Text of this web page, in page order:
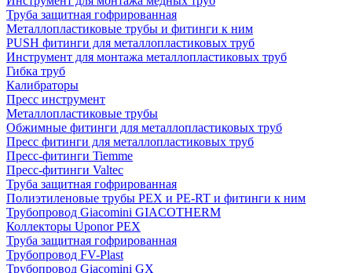
Труба защитная гофрированная
Металлопластиковые трубы и фитинги к ним
PUSH фитинги для металлопластиковых труб
Инструмент для монтажа металлопластиковых труб
Гибка труб
Калибраторы
Пресс инструмент
Металлопластиковые трубы
Обжимные фитинги для металлопластиковых труб
Пресс фитинги для металлопластиковых труб
Пресс-фитинги Tiemme
Пресс-фитинги Valtec
Труба защитная гофрированная
Полиэтиленовые трубы PEX и PE-RT и фитинги к ним
Трубопровод Giacomini GIACOTHERM
Коллекторы Uponor PEX
Труба защитная гофрированная
Трубопровод FV-Plast
Трубопровод Giacomini GX